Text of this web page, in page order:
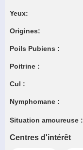
Yeux:
Origines:
Poils Pubiens :
Poitrine :
Cul :
Nymphomane :
Situation amoureuse :
Centres d'intérêt